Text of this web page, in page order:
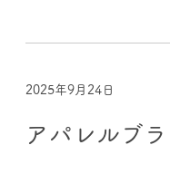
2025年9月24日
アパレルブ